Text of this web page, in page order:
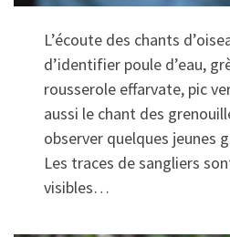
L’écoute des chants
d’identifier poule d’eau,
rousserole effarvate, pic
aussi le chant des
observer quelques jeunes
Les traces de sangliers
visibles…